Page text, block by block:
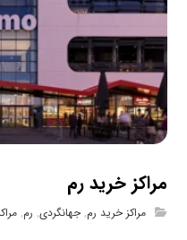
مراکز خرید رم
مراکز خرید رم,جهانگردی, رم,